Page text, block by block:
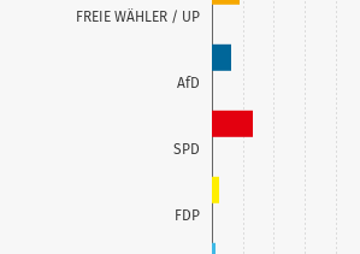
FREIE WÄHLER / UP
AfD
SPD
FDP